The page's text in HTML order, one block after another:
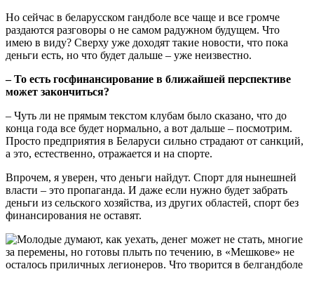
Но сейчас в беларусском гандболе все чаще и все громче
раздаются разговоры о не самом радужном будущем. Что
имею в виду? Сверху уже доходят такие новости, что пока
деньги есть, но что будет дальше – уже неизвестно.
– То есть госфинансирование в ближайшей перспективе
может закончиться?
– Чуть ли не прямым текстом клубам было сказано, что до
конца года все будет нормально, а вот дальше – посмотрим.
Просто предприятия в Беларуси сильно страдают от санкций,
а это, естественно, отражается и на спорте.
Впрочем, я уверен, что деньги найдут. Спорт для нынешней
власти – это пропаганда. И даже если нужно будет забрать
деньги из сельского хозяйства, из других областей, спорт без
финансирования не оставят.